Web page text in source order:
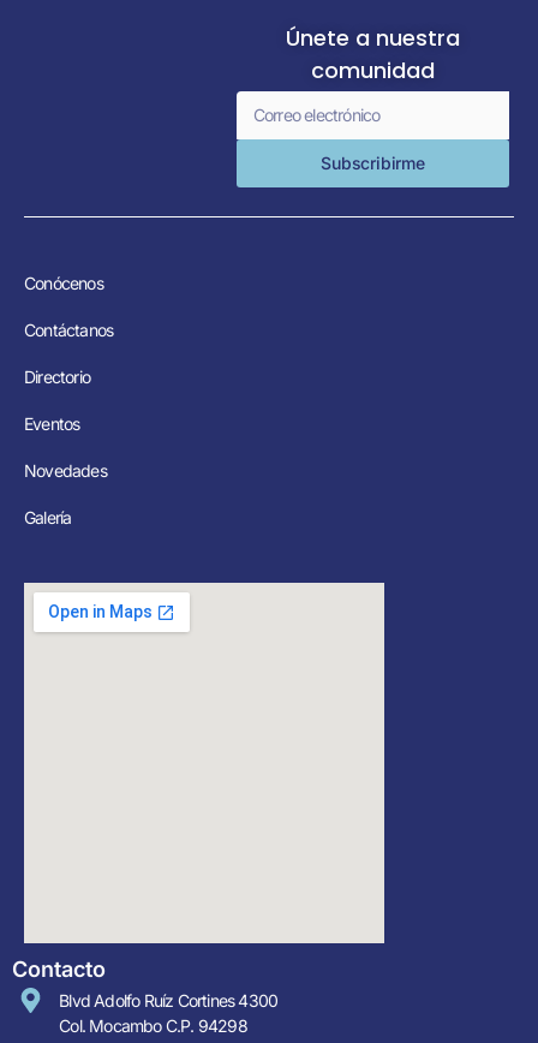
Únete a nuestra
comunidad
Subscribirme
Conócenos
Contáctanos
Directorio
Eventos
Novedades
Galería
Contacto
Blvd Adolfo Ruíz Cortines 4300
Col. Mocambo C.P. 94298